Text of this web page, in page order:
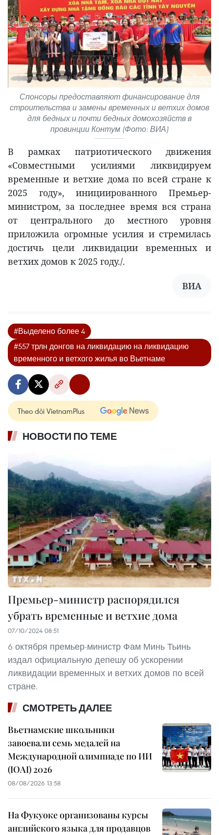
Спонсоры предоставляют финансирование для
строительства и замены временных и ветхих домов
для бедных и почти бедных домохозяйств в
провинции Контум (Фото: ВИА)
В рамках патриотического движения
«Совместными усилиями ликвидируем
временные и ветхие дома по всей стране к
2025 году», инициированного Премьер-
министром, за последнее время вся страна
от центрального до местного уровня
приложила огромные усилия и стремилась
достичь цели ликвидации временных и
ветхих домов к 2025 году./.
ВИА
#Выделено более 4
#557 трлн донгов на ликвидацию на ликвидацию
временного и ветхого жилья во Вьетнаме
Theo dõi VietnamPlus
НОВОСТИ ПО ТЕМЕ
Премьер-министр распорядился
убрать временные и ветхие дома
07/10/2024 08:51
6 октября премьер-министр Фам Минь Тьинь
издал официальную депешу об ускорении
ликвидации временных и ветхих домов по всей
стране.
СМОТРЕТЬ ДАЛЕЕ
Вьетнамские школьники
завоевали семь медалей на
Международной олимпиаде по ИИ
(IOAI) 2026
08/08/2026 13:58
На Фукуоке организованы курсы
английского языка для продавцов